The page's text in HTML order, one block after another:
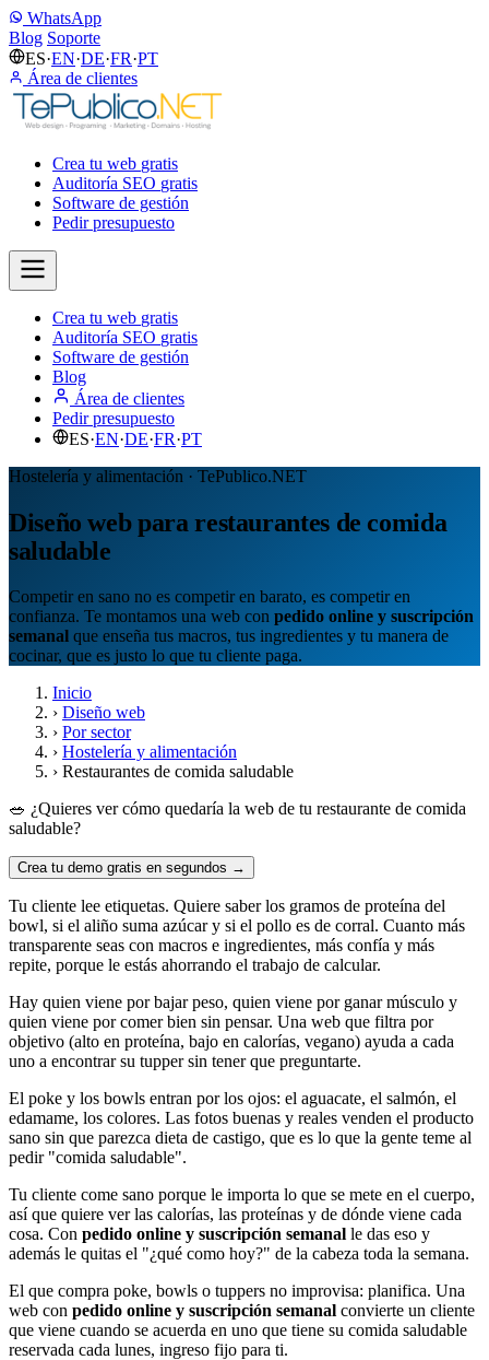
WhatsApp
Blog Soporte
ES·EN·DE·FR·PT
Área de clientes
Crea tu web gratis
Auditoría SEO gratis
Software de gestión
Pedir presupuesto
Crea tu web gratis
Auditoría SEO gratis
Software de gestión
Blog
Área de clientes
Pedir presupuesto
ES·EN·DE·FR·PT
Hostelería y alimentación · TePublico.NET
Diseño web para restaurantes de comida
saludable
Competir en sano no es competir en barato, es competir en
confianza. Te montamos una web con pedido online y suscripción
semanal que enseña tus macros, tus ingredientes y tu manera de
cocinar, que es justo lo que tu cliente paga.
Inicio
› Diseño web
› Por sector
› Hostelería y alimentación
› Restaurantes de comida saludable
🥗 ¿Quieres ver cómo quedaría la web de tu restaurante de comida
saludable?
Crea tu demo gratis en segundos →
Tu cliente lee etiquetas. Quiere saber los gramos de proteína del
bowl, si el aliño suma azúcar y si el pollo es de corral. Cuanto más
transparente seas con macros e ingredientes, más confía y más
repite, porque le estás ahorrando el trabajo de calcular.
Hay quien viene por bajar peso, quien viene por ganar músculo y
quien viene por comer bien sin pensar. Una web que filtra por
objetivo (alto en proteína, bajo en calorías, vegano) ayuda a cada
uno a encontrar su tupper sin tener que preguntarte.
El poke y los bowls entran por los ojos: el aguacate, el salmón, el
edamame, los colores. Las fotos buenas y reales venden el producto
sano sin que parezca dieta de castigo, que es lo que la gente teme al
pedir "comida saludable".
Tu cliente come sano porque le importa lo que se mete en el cuerpo,
así que quiere ver las calorías, las proteínas y de dónde viene cada
cosa. Con pedido online y suscripción semanal le das eso y
además le quitas el "¿qué como hoy?" de la cabeza toda la semana.
El que compra poke, bowls o tuppers no improvisa: planifica. Una
web con pedido online y suscripción semanal convierte un cliente
que viene cuando se acuerda en uno que tiene su comida saludable
reservada cada lunes, ingreso fijo para ti.